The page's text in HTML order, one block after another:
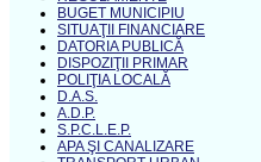
BUGET MUNICIPIU
SITUAŢII FINANCIARE
DATORIA PUBLICĂ
DISPOZIŢII PRIMAR
POLIŢIA LOCALĂ
D.A.S.
A.D.P.
S.P.C.L.E.P.
APA ŞI CANALIZARE